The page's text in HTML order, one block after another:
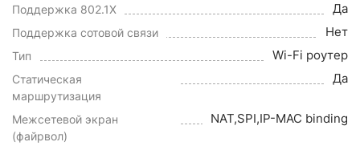
Поддержка 802.1X Да
Поддержка сотовой связи Нет
Тип Wi-Fi роутер
Статическая
маршрутизация
Да
Межсетевой экран
(файрвол)
NAT,SPI,IP-MAC binding